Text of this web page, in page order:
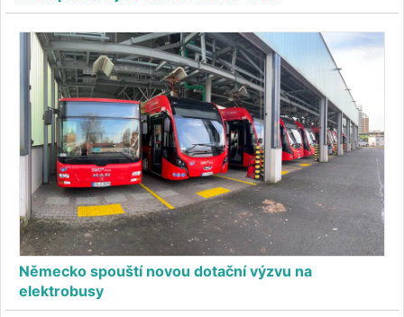
Německo spouští novou dotační výzvu na
elektrobusy